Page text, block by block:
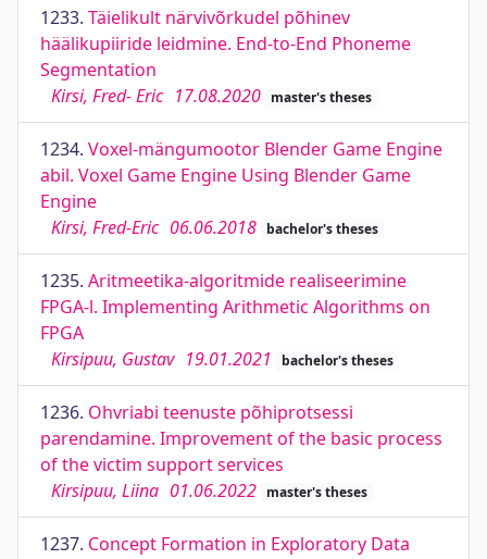
1233. Täielikult närvivõrkudel põhinev
häälikupiiride leidmine. End-to-End Phoneme
Segmentation
Kirsi, Fred- Eric 17.08.2020 master's theses
1234. Voxel-mängumootor Blender Game Engine
abil. Voxel Game Engine Using Blender Game
Engine
Kirsi, Fred-Eric 06.06.2018 bachelor's theses
1235. Aritmeetika-algoritmide realiseerimine
FPGA-l. Implementing Arithmetic Algorithms on
FPGA
Kirsipuu, Gustav 19.01.2021 bachelor's theses
1236. Ohvriabi teenuste põhiprotsessi
parendamine. Improvement of the basic process
of the victim support services
Kirsipuu, Liina 01.06.2022 master's theses
1237. Concept Formation in Exploratory Data